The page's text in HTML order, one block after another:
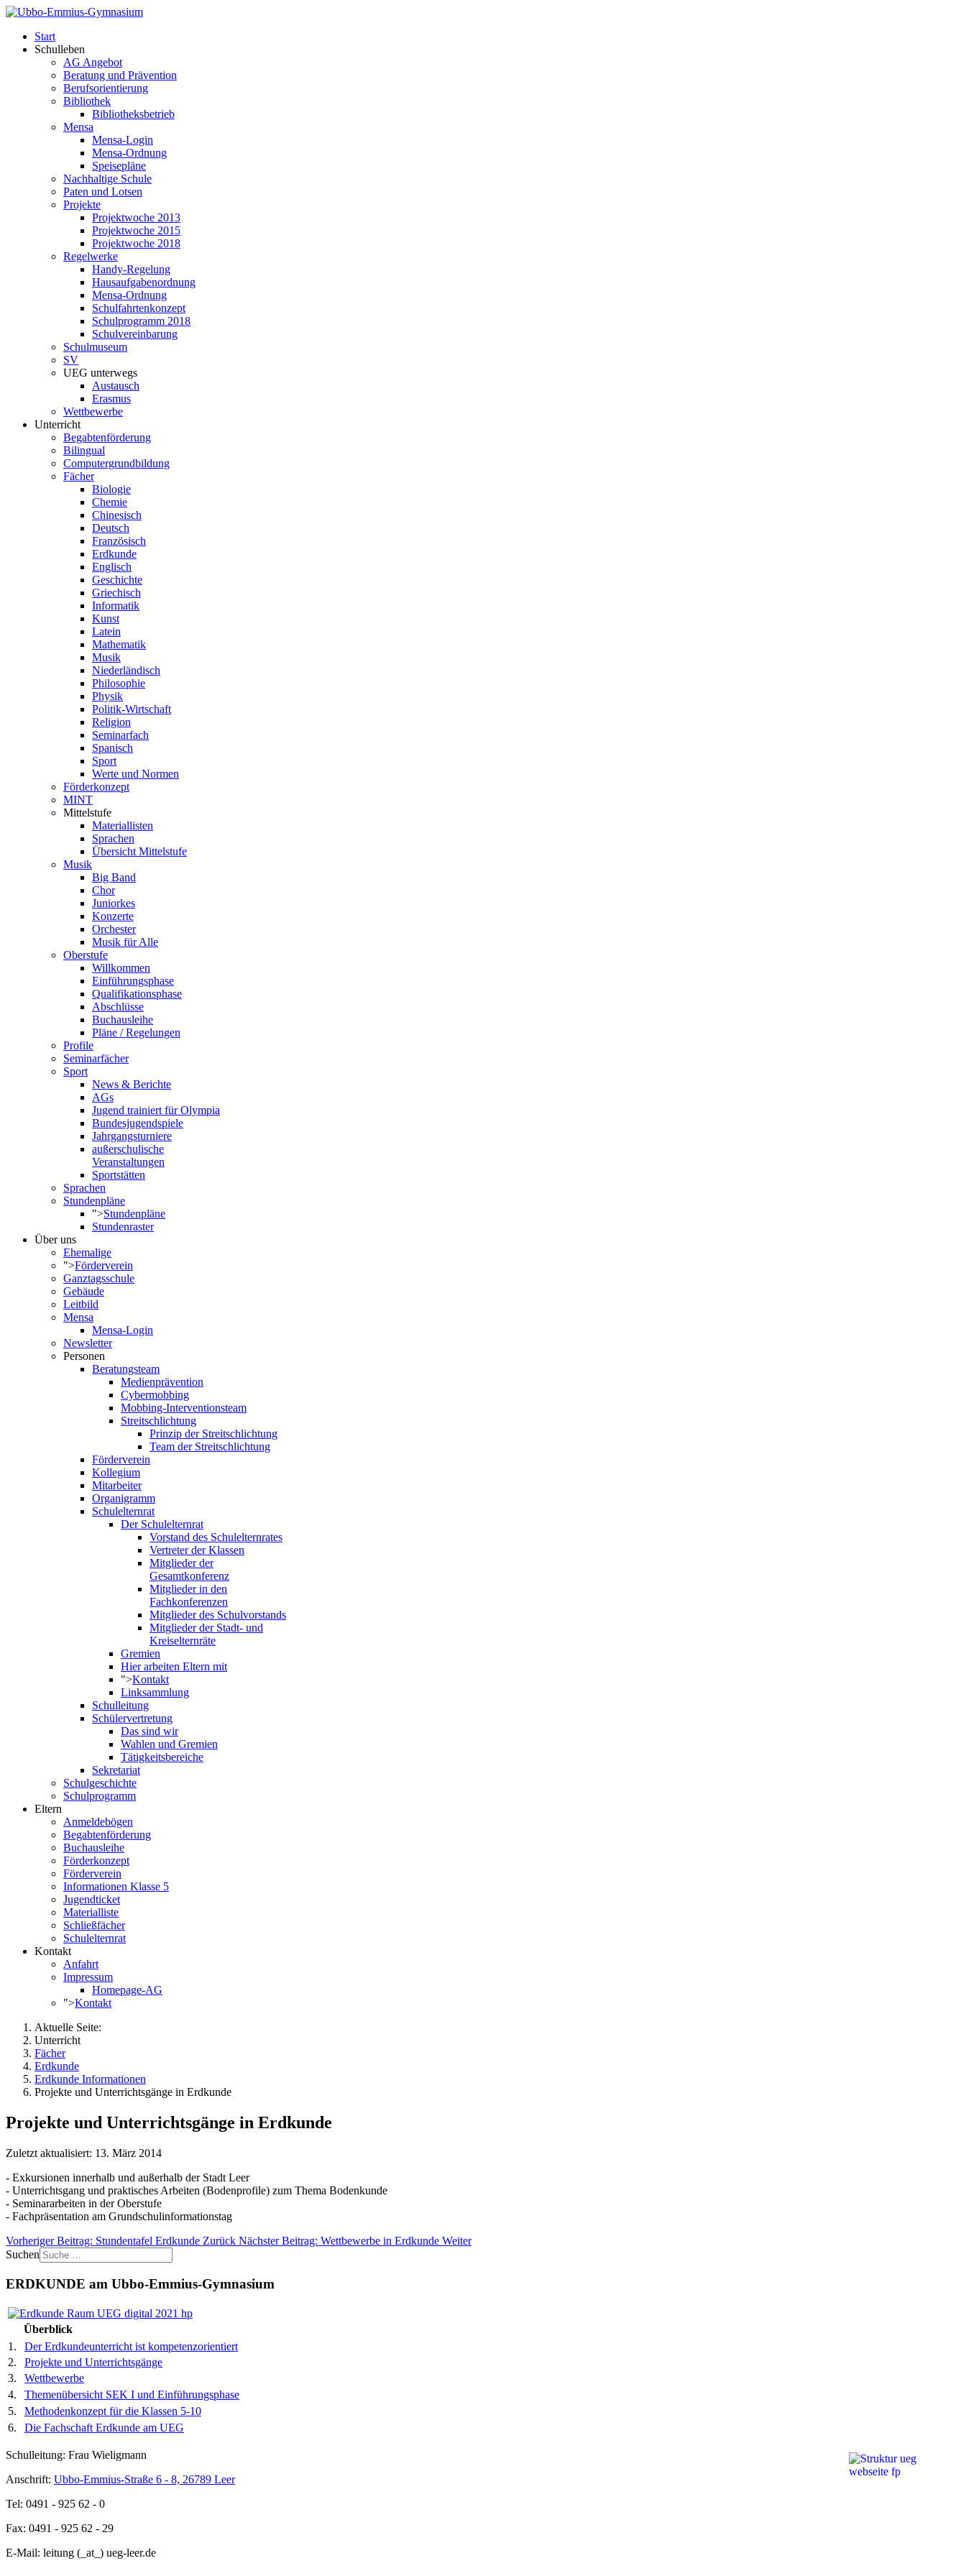
Start
Schulleben
AG Angebot
Beratung und Prävention
Berufsorientierung
Bibliothek
Bibliotheksbetrieb
Mensa
Mensa-Login
Mensa-Ordnung
Speisepläne
Nachhaltige Schule
Paten und Lotsen
Projekte
Projektwoche 2013
Projektwoche 2015
Projektwoche 2018
Regelwerke
Handy-Regelung
Hausaufgabenordnung
Mensa-Ordnung
Schulfahrtenkonzept
Schulprogramm 2018
Schulvereinbarung
Schulmuseum
SV
UEG unterwegs
Austausch
Erasmus
Wettbewerbe
Unterricht
Begabtenförderung
Bilingual
Computergrundbildung
Fächer
Biologie
Chemie
Chinesisch
Deutsch
Französisch
Erdkunde
Englisch
Geschichte
Griechisch
Informatik
Kunst
Latein
Mathematik
Musik
Niederländisch
Philosophie
Physik
Politik-Wirtschaft
Religion
Seminarfach
Spanisch
Sport
Werte und Normen
Förderkonzept
MINT
Mittelstufe
Materiallisten
Sprachen
Übersicht Mittelstufe
Musik
Big Band
Chor
Juniorkes
Konzerte
Orchester
Musik für Alle
Oberstufe
Willkommen
Einführungsphase
Qualifikationsphase
Abschlüsse
Buchausleihe
Pläne / Regelungen
Profile
Seminarfächer
Sport
News & Berichte
AGs
Jugend trainiert für Olympia
Bundesjugendspiele
Jahrgangsturniere
außerschulische
Veranstaltungen
Sportstätten
Sprachen
Stundenpläne
">Stundenpläne
Stundenraster
Über uns
Ehemalige
">Förderverein
Ganztagsschule
Gebäude
Leitbild
Mensa
Mensa-Login
Newsletter
Personen
Beratungsteam
Medienprävention
Cybermobbing
Mobbing-Interventionsteam
Streitschlichtung
Prinzip der Streitschlichtung
Team der Streitschlichtung
Förderverein
Kollegium
Mitarbeiter
Organigramm
Schulelternrat
Der Schulelternrat
Vorstand des Schulelternrates
Vertreter der Klassen
Mitglieder der
Gesamtkonferenz
Mitglieder in den
Fachkonferenzen
Mitglieder des Schulvorstands
Mitglieder der Stadt- und
Kreiselternräte
Gremien
Hier arbeiten Eltern mit
">Kontakt
Linksammlung
Schulleitung
Schülervertretung
Das sind wir
Wahlen und Gremien
Tätigkeitsbereiche
Sekretariat
Schulgeschichte
Schulprogramm
Eltern
Anmeldebögen
Begabtenförderung
Buchausleihe
Förderkonzept
Förderverein
Informationen Klasse 5
Jugendticket
Materialliste
Schließfächer
Schulelternrat
Kontakt
Anfahrt
Impressum
Homepage-AG
">Kontakt
Aktuelle Seite:
Unterricht
Fächer
Erdkunde
Erdkunde Informationen
Projekte und Unterrichtsgänge in Erdkunde
Projekte und Unterrichtsgänge in Erdkunde
Zuletzt aktualisiert: 13. März 2014
- Exkursionen innerhalb und außerhalb der Stadt Leer
- Unterrichtsgang und praktisches Arbeiten (Bodenprofile) zum Thema Bodenkunde
- Seminararbeiten in der Oberstufe
- Fachpräsentation am Grundschulinformationstag
Vorheriger Beitrag: Stundentafel Erdkunde Zurück Nächster Beitrag: Wettbewerbe in Erdkunde Weiter
Suchen
ERDKUNDE am Ubbo-Emmius-Gymnasium
Überblick
1.
Der Erdkundeunterricht ist kompetenzorientiert
2.
Projekte und Unterrichtsgänge
3.
Wettbewerbe
4.
Themenübersicht SEK I und Einführungsphase
5.
Methodenkonzept für die Klassen 5-10
6.
Die Fachschaft Erdkunde am UEG
Schulleitung: Frau Wieligmann
Anschrift: Ubbo-Emmius-Straße 6 - 8, 26789 Leer
Tel: 0491 - 925 62 - 0
Fax: 0491 - 925 62 - 29
E-Mail: leitung (_at_) ueg-leer.de